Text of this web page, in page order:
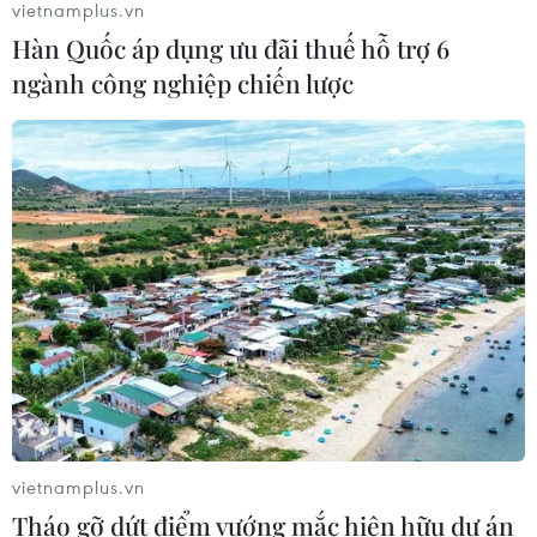
Xe khách lao xuống hố sâu bên
đường, 18 hành khách thoát nạn
07/08/2026 08:39
Tây Ninh cảnh báo giả mạo cơ quan
đăng ký kinh doanh để lừa đảo
doanh nghiệp
07/08/2026 08:38
Dự án đường sắt nhẹ Phú Quốc sẽ
vận hành chạy thử nghiệm vào giữa
năm 2027
vietnamplus.vn
Hàn Quốc áp dụng ưu đãi thuế hỗ trợ 6
ngành công nghiệp chiến lược
vietnamplus.vn
Tháo gỡ dứt điểm vướng mắc hiện hữu dự án